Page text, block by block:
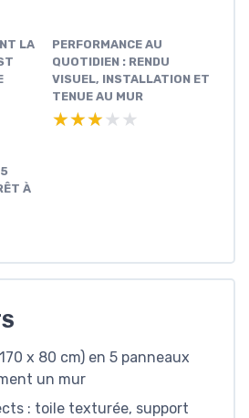
LA
PERFORMANCE AU
QUOTIDIEN : RENDU
VISUEL, INSTALLATION ET
TENUE AU MUR
★★★★★
★★★★★
À
x 80 cm) en 5 panneaux
un mur
: toile texturée, support